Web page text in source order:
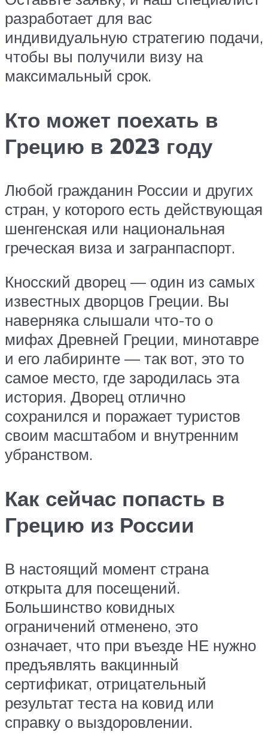
разработает для вас
индивидуальную стратегию подачи,
чтобы вы получили визу на
максимальный срок.
Кто может поехать в
Грецию в 2023 году
Любой гражданин России и других
стран, у которого есть действующая
шенгенская или национальная
греческая виза и загранпаспорт.
Кносский дворец — один из самых
известных дворцов Греции. Вы
наверняка слышали что-то о
мифах Древней Греции, минотавре
и его лабиринте — так вот, это то
самое место, где зародилась эта
история. Дворец отлично
сохранился и поражает туристов
своим масштабом и внутренним
убранством.
Как сейчас попасть в
Грецию из России
В настоящий момент страна
открыта для посещений.
Большинство ковидных
ограничений отменено, это
означает, что при въезде НЕ нужно
предъявлять вакцинный
сертификат, отрицательный
результат теста на ковид или
справку о выздоровлении.